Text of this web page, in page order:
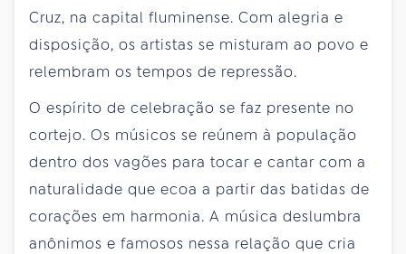
Cruz, na capital fluminense. Com alegria e
disposição, os artistas se misturam ao povo e
relembram os tempos de repressão.
O espírito de celebração se faz presente no
cortejo. Os músicos se reúnem à população
dentro dos vagões para tocar e cantar com a
naturalidade que ecoa a partir das batidas de
corações em harmonia. A música deslumbra
anônimos e famosos nessa relação que cria